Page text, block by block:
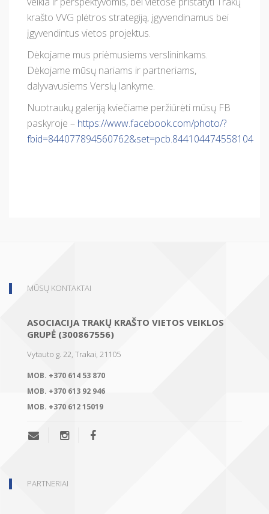
krašto VVG plėtros strategiją, įgyvendinamus bei
įgyvendintus vietos projektus.
Dėkojame mus priėmusiems verslininkams.
Dėkojame mūsų nariams ir partneriams,
dalyvavusiems Verslų lankyme.
Nuotraukų galeriją kviečiame peržiūrėti mūsų FB
paskyroje – https://www.facebook.com/photo/?
fbid=844077894560762&set=pcb.844104474558104
MŪSŲ KONTAKTAI
ASOCIACIJA TRAKŲ KRAŠTO VIETOS VEIKLOS
GRUPĖ (300867556)
Vytauto g. 22, Trakai, 21105
MOB. +370 614 53 870
MOB. +370 613 92 946
MOB. +370 612 15019
PARTNERIAI